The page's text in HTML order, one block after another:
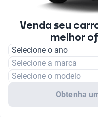
Venda seu
melhor
Selecione o ano
Selecione a marca
Selecione o modelo
Obtenha